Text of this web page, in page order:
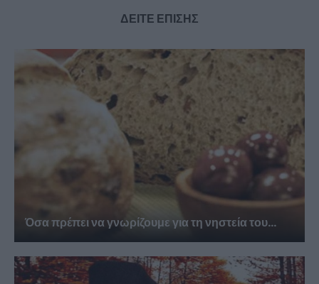
ΔΕΙΤΕ ΕΠΙΣΗΣ
Όσα πρέπει να γνωρίζουμε για τη νηστεία του...